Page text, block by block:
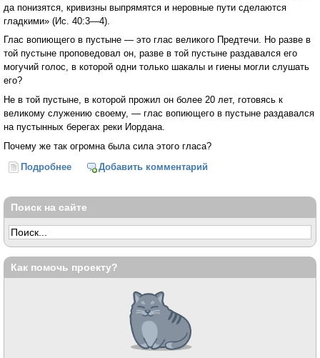
да понизятся, кривизны выпрямятся и неровные пути сделаются
гладкими» (Ис. 40:3—4).
Глас вопиющего в пустыне — это глас великого Предтечи. Но разве в
той пустыне проповедовал он, разве в той пустыне раздавался его
могучий голос, в которой одни только шакалы и гиены могли слушать
его?
Не в той пустыне, в которой прожил он более 20 лет, готовясь к
великому служению своему, — глас вопиющего в пустыне раздавался
на пустынных берегах реки Иордана.
Почему же так огромна была сила этого гласа?
Подробнее о «Глас вопиющего в пустыне...» (Святитель Лука
Добавить комментарий
Поиск на сайте
Как помочь проекту?